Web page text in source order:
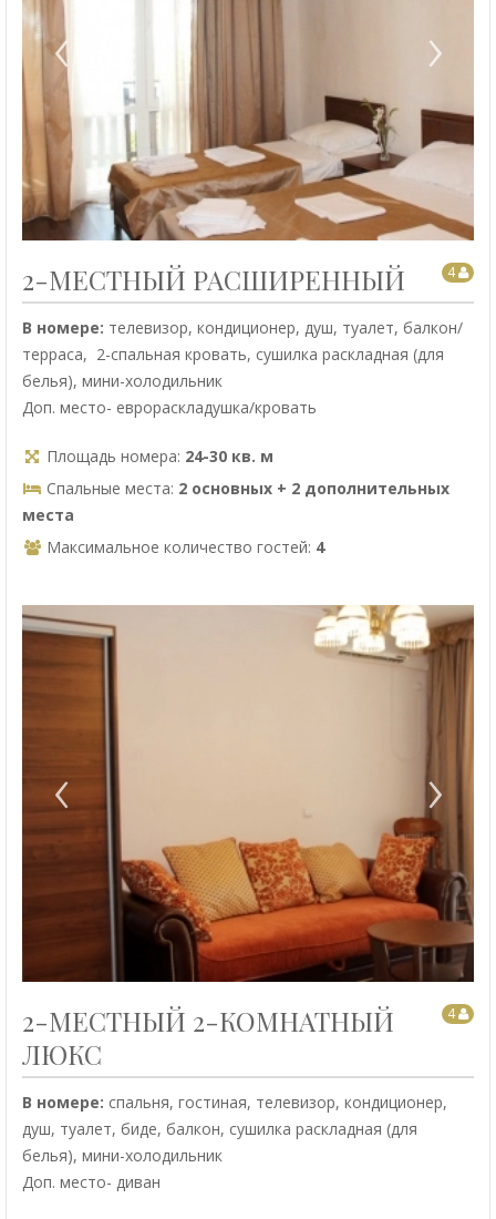
‹ ›
4
2-МЕСТНЫЙ РАСШИРЕННЫЙ
В номере: телевизор, кондиционер, душ, туалет, балкон/
терраса, 2-спальная кровать, сушилка раскладная (для
белья), мини-холодильник
Доп. место- еврораскладушка/кровать
Площадь номера: 24-30 кв. м
Спальные места: 2 основных + 2 дополнительных
места
Максимальное количество гостей: 4
‹ ›
4
2-МЕСТНЫЙ 2-КОМНАТНЫЙ
ЛЮКС
В номере: спальня, гостиная, телевизор, кондиционер,
душ, туалет, биде, балкон, сушилка раскладная (для
белья), мини-холодильник
Доп. место- диван